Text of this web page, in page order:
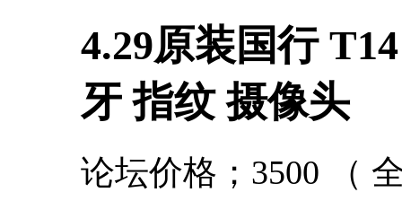
4.29原装国行
牙 指纹 摄像头
论坛价格；3500 （